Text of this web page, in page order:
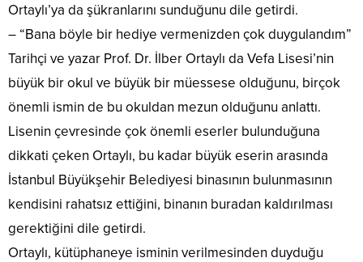
Ortaylı’ya da şükranlarını sunduğunu dile getirdi.
– “Bana böyle bir hediye vermenizden çok duygulandım”
Tarihçi ve yazar Prof. Dr. İlber Ortaylı da Vefa Lisesi’nin
büyük bir okul ve büyük bir müessese olduğunu, birçok
önemli ismin de bu okuldan mezun olduğunu anlattı.
Lisenin çevresinde çok önemli eserler bulunduğuna
dikkati çeken Ortaylı, bu kadar büyük eserin arasında
İstanbul Büyükşehir Belediyesi binasının bulunmasının
kendisini rahatsız ettiğini, binanın buradan kaldırılması
gerektiğini dile getirdi.
Ortaylı, kütüphaneye isminin verilmesinden duyduğu